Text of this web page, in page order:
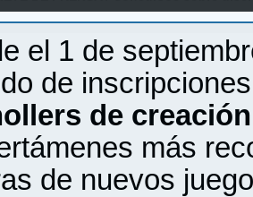
Ciutat de Granollers de creación de
el 1 de
de
de
más
de nuevos